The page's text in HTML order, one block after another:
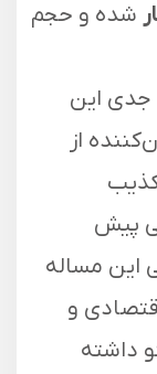
شده و حجم
جدی این
از
پیش
این مساله
و
داشته